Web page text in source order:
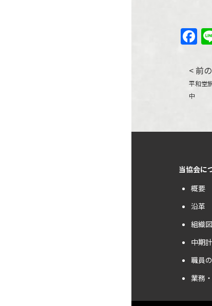
投
稿
ビ
ー
シ
ョ
ン
< 前
平和堂
中
当協会に
概要
沿革
組織
中期
職員
業務